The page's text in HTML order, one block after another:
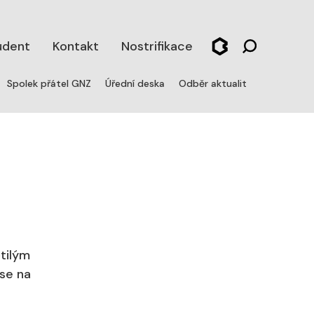
Kontakt Nostrifikace
(aktuální)
Spolek přátel GNZ Úřední deska
Odběr aktualit
na